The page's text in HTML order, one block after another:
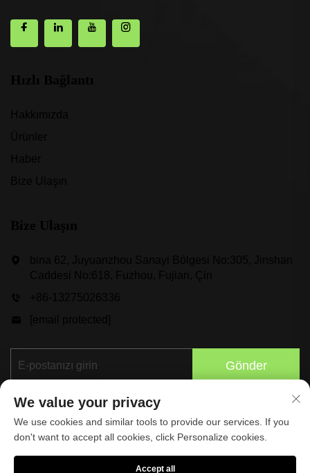
Gönder
We value your privacy
We use cookies and similar tools to provide our services. If you
don't want to accept all cookies, click Personalize cookies.
Accept all